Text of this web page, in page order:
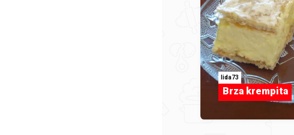
lida73
Brza krempita